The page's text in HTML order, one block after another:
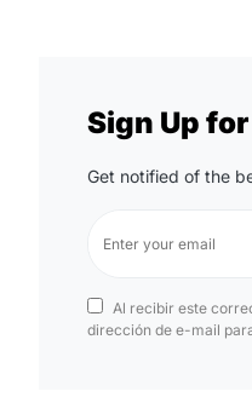
Sign Up
Get notified of the
Al recibir este
dirección de e-mail